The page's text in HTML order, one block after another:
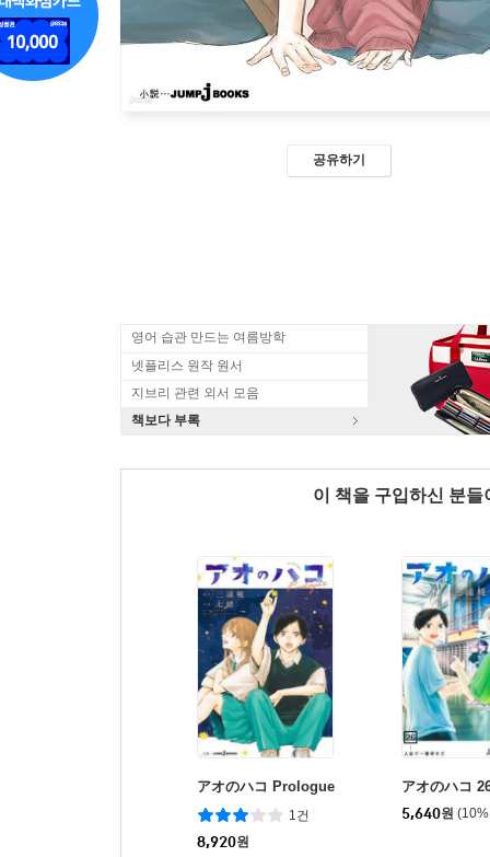
공유하기
영어 습관 만드는 여름방학
넷플리스 원작 원서
지브리 관련 외서 모음
책보다 부록
이 책을 구입하신 분
アオのハコ Prologue
1건
8,920원
アオのハコ
5,640원